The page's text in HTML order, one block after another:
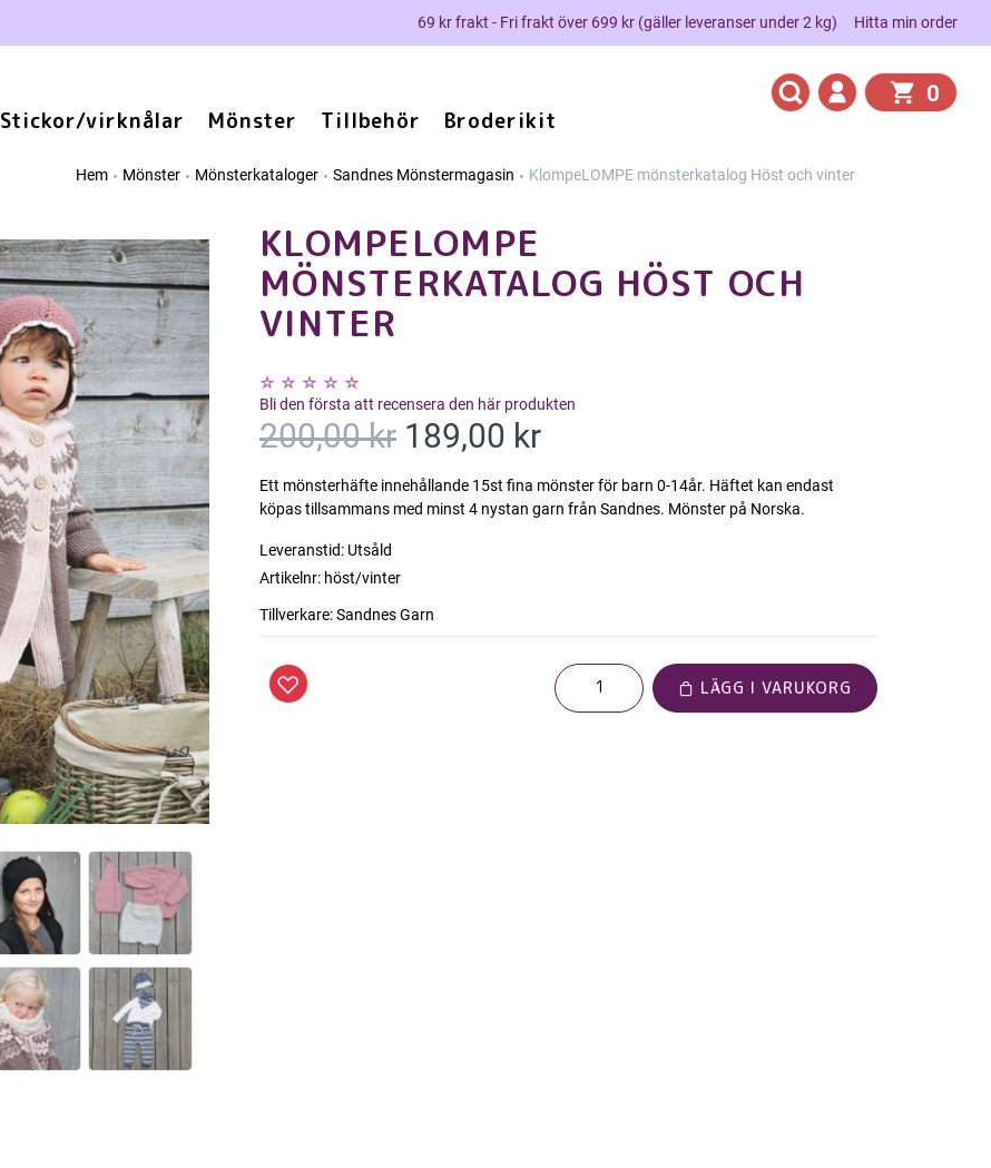
69 kr frakt - Fri frakt över 699 kr (gäller leveranser under 2 kg) Hitta min order
Stickor/virknålar Mönster Tillbehör Broderikit
0
Hem Mönster Mönsterkataloger Sandnes Mönstermagasin KlompeLOMPE mönsterkatalog Höst och vinter
KLOMPELOMPE
MÖNSTERKATALOG HÖST OCH
VINTER
Bli den första att recensera den här produkten
200,00 kr 189,00 kr
Ett mönsterhäfte innehållande 15st fina mönster för barn 0-14år. Häftet kan endast
köpas tillsammans med minst 4 nystan garn från Sandnes. Mönster på Norska.
Leveranstid: Utsåld
Artikelnr: höst/vinter
Tillverkare:Sandnes Garn
LÄGG I VARUKORG